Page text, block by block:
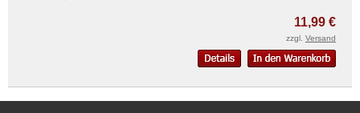
11,99 €
zzgl. Versand